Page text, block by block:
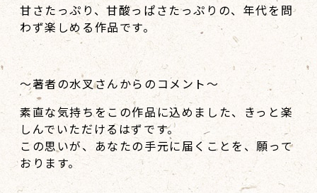
甘さたっぷり、甘酸っぱさたっぷりの、年代を問
わず楽しめる作品です。
～著者の水叉さんからのコメント～
素直な気持ちをこの作品に込めました、きっと楽
しんでいただけるはずです。
この思いが、あなたの手元に届くことを、願って
おります。